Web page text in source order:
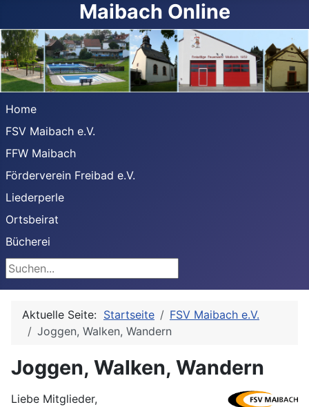
Maibach Online
Home
FSV Maibach e.V.
FFW Maibach
Förderverein Freibad e.V.
Liederperle
Ortsbeirat
Bücherei
Suchen
Aktuelle Seite: Startseite
FSV Maibach e.V.
Joggen, Walken, Wandern
Joggen, Walken, Wandern
Liebe Mitglieder,